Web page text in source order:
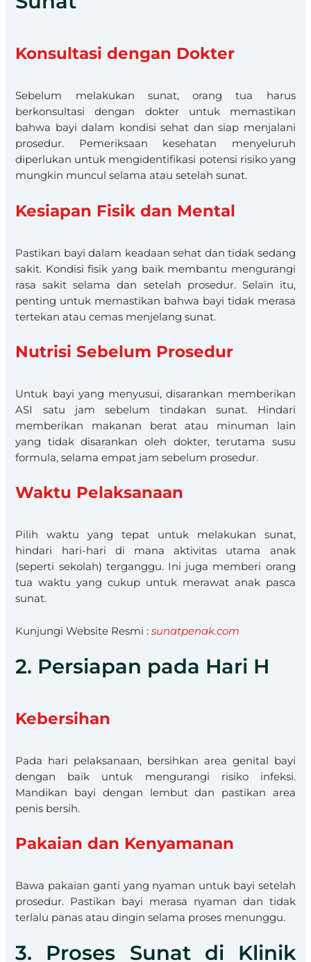
Konsultasi dengan Dokter
Sebelum melakukan sunat, orang tua harus
berkonsultasi dengan dokter untuk memastikan
bahwa bayi dalam kondisi sehat dan siap menjalani
prosedur. Pemeriksaan kesehatan menyeluruh
diperlukan untuk mengidentifikasi potensi risiko yang
mungkin muncul selama atau setelah sunat.
Kesiapan Fisik dan Mental
Pastikan bayi dalam keadaan sehat dan tidak sedang
sakit. Kondisi fisik yang baik membantu mengurangi
rasa sakit selama dan setelah prosedur. Selain itu,
penting untuk memastikan bahwa bayi tidak merasa
tertekan atau cemas menjelang sunat.
Nutrisi Sebelum Prosedur
Untuk bayi yang menyusui, disarankan memberikan
ASI satu jam sebelum tindakan sunat. Hindari
memberikan makanan berat atau minuman lain
yang tidak disarankan oleh dokter, terutama susu
formula, selama empat jam sebelum prosedur.
Waktu Pelaksanaan
Pilih waktu yang tepat untuk melakukan sunat,
hindari hari-hari di mana aktivitas utama anak
(seperti sekolah) terganggu. Ini juga memberi orang
tua waktu yang cukup untuk merawat anak pasca
sunat.
Kunjungi Website Resmi :sunatpenak.com
2. Persiapan pada Hari H
Kebersihan
Pada hari pelaksanaan, bersihkan area genital bayi
dengan baik untuk mengurangi risiko infeksi.
Mandikan bayi dengan lembut dan pastikan area
penis bersih.
Pakaian dan Kenyamanan
Bawa pakaian ganti yang nyaman untuk bayi setelah
prosedur. Pastikan bayi merasa nyaman dan tidak
terlalu panas atau dingin selama proses menunggu.
3. Proses Sunat di Klinik